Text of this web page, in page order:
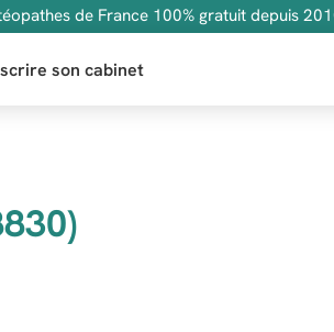
de France 100% gratuit depuis
son cabinet